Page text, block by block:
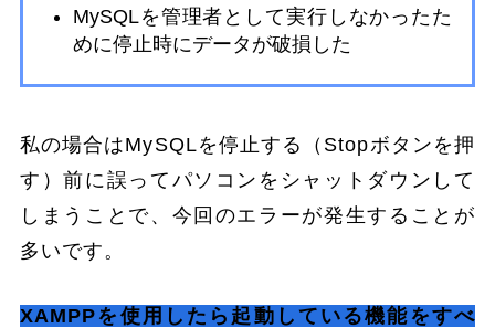
MySQLを管理者として実行しなかったた
めに停止時にデータが破損した
私の場合はMySQLを停止する（Stopボタンを押
す）前に誤ってパソコンをシャットダウンして
しまうことで、今回のエラーが発生することが
多いです。
XAMPPを使用したら起動している機能をすべ